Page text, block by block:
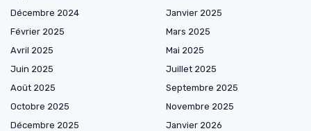
Décembre 2024
Janvier 2025
Février 2025
Mars 2025
Avril 2025
Mai 2025
Juin 2025
Juillet 2025
Août 2025
Septembre 2025
Octobre 2025
Novembre 2025
Décembre 2025
Janvier 2026